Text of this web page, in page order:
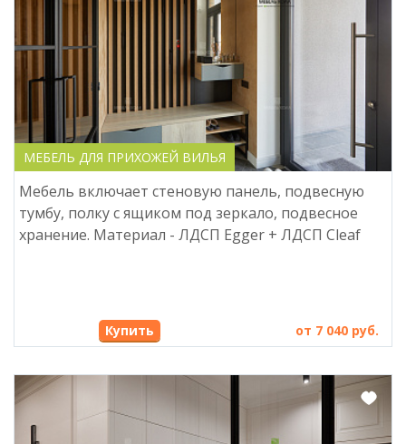
МЕБЕЛЬ ДЛЯ ПРИХОЖЕЙ ВИЛЬЯ
Мебель включает стеновую панель, подвесную
тумбу, полку с ящиком под зеркало, подвесное
хранение. Материал - ЛДСП Egger + ЛДСП Cleaf
Купить от 7 040 руб.